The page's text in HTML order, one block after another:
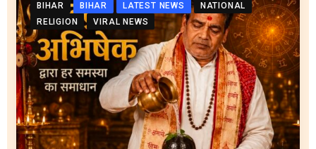
BIHAR BIHAR LATEST NEWS
NATIONAL
RELIGION
VIRAL NEWS